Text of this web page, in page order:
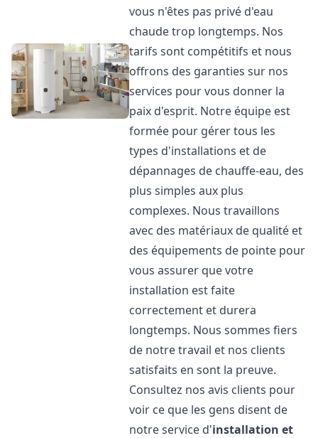
vous n'êtes pas privé d'eau
chaude trop longtemps. Nos
tarifs sont compétitifs et nous
offrons des garanties sur nos
services pour vous donner la
paix d'esprit. Notre équipe est
formée pour gérer tous les
types d'installations et de
dépannages de chauffe-eau, des
plus simples aux plus
complexes. Nous travaillons
avec des matériaux de qualité et
des équipements de pointe pour
vous assurer que votre
installation est faite
correctement et durera
longtemps. Nous sommes fiers
de notre travail et nos clients
satisfaits en sont la preuve.
Consultez nos avis clients pour
voir ce que les gens disent de
notre service d'installation et